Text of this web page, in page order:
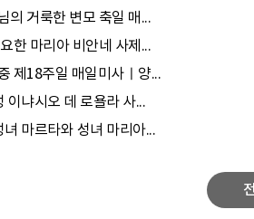
의 거룩한 변모 축일 매...
한 마리아 비안네 사제...
제18주일 매일미사ㅣ양...
이냐시오 데 로욜라 사...
마르타와 성녀 마리아...